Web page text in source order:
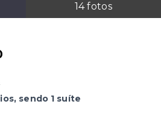
14fotos
sendo 1 suíte